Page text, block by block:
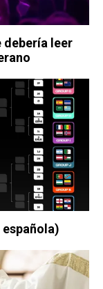
debería leer